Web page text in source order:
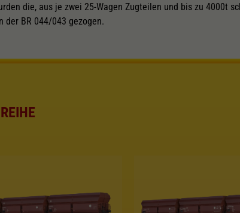
die, aus je zwei 25-Wagen Zugteilen und bis zu 4000t
der BR 044/043 gezogen.